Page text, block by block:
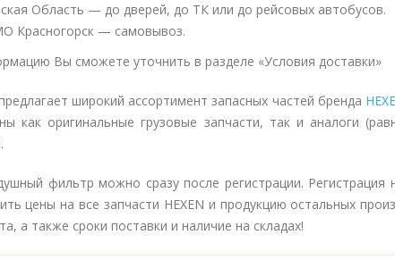
Область — до дверей, до ТК или до рейсовых автобусов.
Красногорск — самовывоз.
Вы сможете уточнить в разделе «Условия доставки»
широкий ассортимент запасных частей бренда
как оригинальные грузовые запчасти, так и аналоги
фильтр можно сразу после регистрации. Регистрация
цены на все запчасти HEXEN и продукцию остальных
а также сроки поставки и наличие на складах!